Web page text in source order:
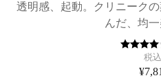
透明感、起動。クリニーク
んだ、均一
税込